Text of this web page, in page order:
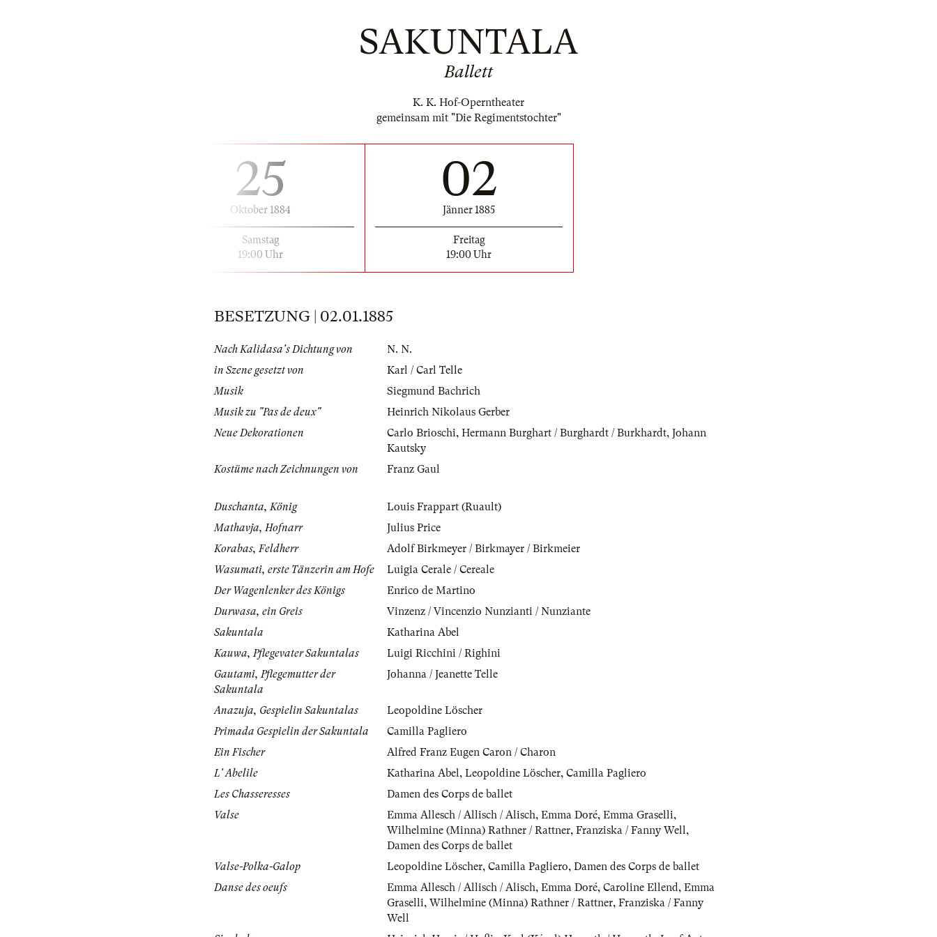
SAKUNTALA
Ballett
K. K. Hof-Operntheater
gemeinsam mit "Die Regimentstochter"
25
Oktober 1884
Samstag
19:00 Uhr
02
Jänner 1885
Freitag
19:00 Uhr
BESETZUNG | 02.01.1885
Nach Kalidasa's Dichtung von
N. N.
in Szene gesetzt von
Karl / Carl Telle
Musik
Siegmund Bachrich
Musik zu "Pas de deux"
Heinrich Nikolaus Gerber
Neue Dekorationen
Carlo Brioschi, Hermann Burghart / Burghardt / Burkhardt, Johann
Kautsky
Kostüme nach Zeichnungen von
Franz Gaul
Duschanta, König
Louis Frappart (Ruault)
Mathavja, Hofnarr
Julius Price
Korabas, Feldherr
Adolf Birkmeyer / Birkmayer / Birkmeier
Wasumati, erste Tänzerin am Hofe
Luigia Cerale / Cereale
Der Wagenlenker des Königs
Enrico de Martino
Durwasa, ein Greis
Vinzenz / Vincenzio Nunzianti / Nunziante
Sakuntala
Katharina Abel
Kauwa, Pflegevater Sakuntalas
Luigi Ricchini / Righini
Gautami, Pflegemutter der
Sakuntala
Johanna / Jeanette Telle
Anazuja, Gespielin Sakuntalas
Leopoldine Löscher
Primada Gespielin der Sakuntala
Camilla Pagliero
Ein Fischer
Alfred Franz Eugen Caron / Charon
L' Abelile
Katharina Abel, Leopoldine Löscher, Camilla Pagliero
Les Chasseresses
Damen des Corps de ballet
Valse
Emma Allesch / Allisch / Alisch, Emma Doré, Emma Graselli,
Wilhelmine (Minna) Rathner / Rattner, Franziska / Fanny Well,
Damen des Corps de ballet
Valse-Polka-Galop
Leopoldine Löscher, Camilla Pagliero, Damen des Corps de ballet
Danse des oeufs
Emma Allesch / Allisch / Alisch, Emma Doré, Caroline Ellend, Emma
Graselli, Wilhelmine (Minna) Rathner / Rattner, Franziska / Fanny
Well